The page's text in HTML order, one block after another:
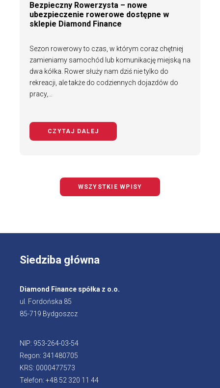
Bezpieczny Rowerzysta – nowe
ubezpieczenie rowerowe dostępne w
sklepie Diamond Finance
Sezon rowerowy to czas, w którym coraz chętniej
zamieniamy samochód lub komunikację miejską na
dwa kółka. Rower służy nam dziś nie tylko do
rekreacji, ale także do codziennych dojazdów do
pracy,…
CZYTAJ DALEJ
WSZYSTKIE WPISY
Siedziba główna
Diamond Finance spółka z o.o.
ul. Fordońska 85
85-719 Bydgoszcz
NIP: 953-264-03-54
Regon: 341480705
KRS: 0000477573
Telefon: +48 52 320 11 44